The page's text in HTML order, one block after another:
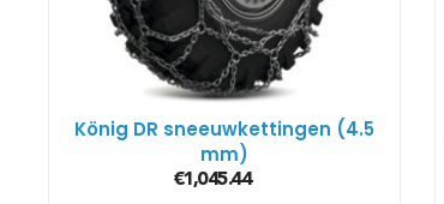
König DR sneeuwkettingen (4.5
mm)
€1,045.44